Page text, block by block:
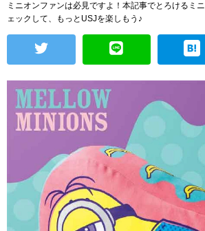
ミニオンファンは必見ですよ！本記事でとろけるミ
ェックして、もっとUSJを楽しもう♪